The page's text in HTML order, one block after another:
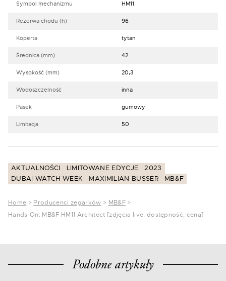
Symbol mechanizmu HM11
Rezerwa chodu (h) 96
Koperta tytan
Średnica (mm) 42
Wysokość (mm) 20,3
Wodoszczelność inna
Pasek gumowy
Limitacja 50
AKTUALNOŚCI LIMITOWANE EDYCJE
2023
DUBAI WATCH WEEK
MAXIMILIAN BUSSER MB&F
Home > Producenci zegarków > MB&F>
Hands-On: MB&F HM11 Architect [zdjęcia live, dostępność, cena]
Podobne artykuły